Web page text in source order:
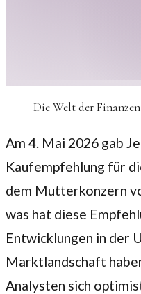
Die Welt der
Am 4. Mai 2026 gab
Kaufempfehlung für
dem Mutterkonzern
was hat diese
Entwicklungen in der
Marktlandschaft
Analysten sich